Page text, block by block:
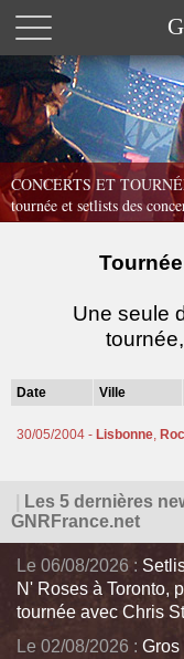
CONCERTS ET
tournée et setlists des
Une seule
Date Ville
30/05/2004 - Lisbonne,
Les 5 dernières
GNRFrance.net
Le 06/08/2026 :
N' Roses à Toronto,
tournée avec Chris
Le 02/08/2026 : Gros